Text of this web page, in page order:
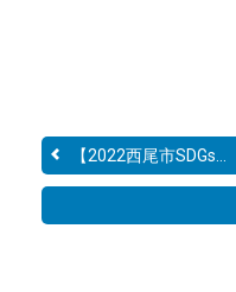
【2022西尾市SDGsイベント...